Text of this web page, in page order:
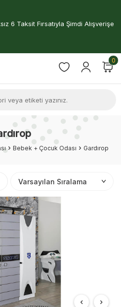
6 Taksit Fırsatıyla Şimdi Alışverişe
0
Bebek + Çocuk Odası Gardırop